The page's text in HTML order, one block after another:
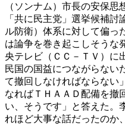
（ソンナム）市長の安保
「共に民主党」選挙候補
ル防衛）体系に対して偏っ
は論争を巻き起こしそうな
央テレビ（ＣＣ－ＴＶ）に
民国の国益につながらない
て撤回しなければならない
なればＴＨＡＡＤ配備を撤
い、そうです」と答えた。
れほど大事な話だったのか